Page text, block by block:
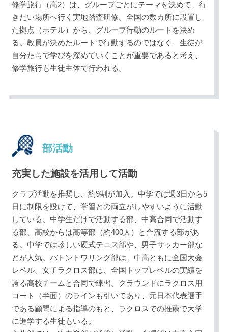
修学旅行（高2）は、グループごとにテーマを決めて、行
きたい場所へ行く実地踏査研修。全国の数カ所に設置し
た拠点（ホテル）から、グループ行動のルートを決め
る。教員が決めたルートで行動するのではなく、生徒が
自分たちで学びを深めていくことが重要であると考え、
修学旅行も生徒主体で行われる。
部活動
充実した施設を活用して活動
クラブ活動を推奨し、約9割が加入。中学では週3日から5
日に制限を設けて、学習との両立がしやすいように活動
している。中学生だけで活動する部、中高合同で活動す
る部、高校からは高等部（約400人）と合流する部があ
る。中学では珍しい硬式テニス部や、男子サッカー部な
どが人気。バトントワリング部は、中高ともに全国大会
レベル。女子ラクロス部は、全国トップレベルの実績を
誇る高校チームと合同で練習。グラウンドにラクロス用
コート（半面）のラインも引いてあり、元日本代表選手
である顧問による指導のもと、ラクロスでの推薦で大学
に進学する生徒もいる。